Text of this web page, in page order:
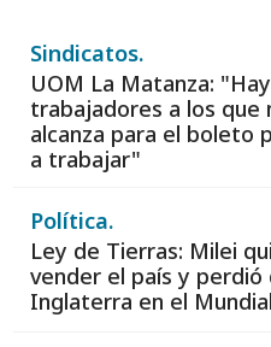
Sindicatos.
UOM La Matanza: "Hay
trabajadores a los que
alcanza para el boleto
a trabajar"
Política.
Ley de Tierras: Milei
vender el país y perdió
Inglaterra en el Mundial